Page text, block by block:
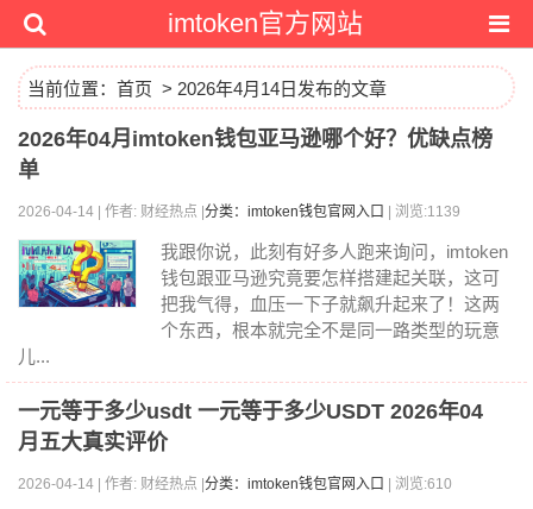
imtoken官方网站
当前位置： 首页 > 2026年4月14日发布的文章
2026年04月imtoken钱包亚马逊哪个好？优缺点榜
单
2026-04-14 | 作者: 财经热点 | 分类：imtoken钱包官网入口 | 浏览:1139
我跟你说，此刻有好多人跑来询问，imtoken
钱包跟亚马逊究竟要怎样搭建起关联，这可
把我气得，血压一下子就飙升起来了！这两
个东西，根本就完全不是同一路类型的玩意
儿...
一元等于多少usdt 一元等于多少USDT 2026年04
月五大真实评价
2026-04-14 | 作者: 财经热点 | 分类：imtoken钱包官网入口 | 浏览:610